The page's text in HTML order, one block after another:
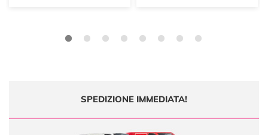
SPEDIZIONE IMMEDIATA!